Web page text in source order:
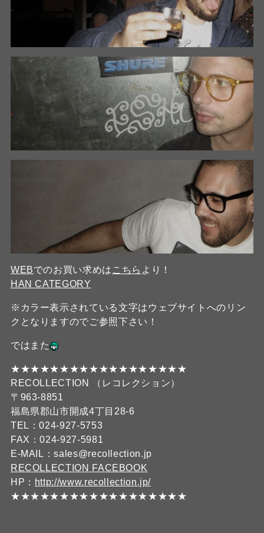
WEBでのお買い求めは こちら より！
HAN CATEGORY
※カラー表示されている文字はウェブサイトへのリン
クとなりますのでご参照下さい！
ではまた
★★★★★★★★★★★★★★★★★★
RECOLLECTION （レコレクション）
〒963-8851
福島県郡山市開成4丁目28-6
TEL：024-927-5753
FAX：024-927-5981
E-MAIL：sales@recollection.jp
RECOLLECTION FACEBOOK
HP： http://www.recollection.jp/
★★★★★★★★★★★★★★★★★★